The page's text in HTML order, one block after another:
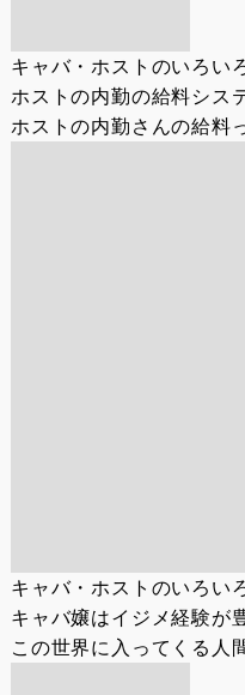
キャバ・ホストのいろい
ホストの内勤の給料シス
ホストの内勤さんの給料
キャバ・ホストのいろい
キャバ嬢はイジメ経験が
この世界に入ってくる人